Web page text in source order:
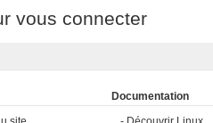
vous connecter
Documentation